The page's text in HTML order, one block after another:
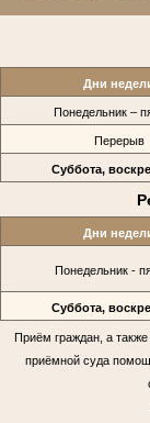
Дни
Понедельник –
Перерыв
Суббота,
Дни
Понедельник -
Суббота,
Приём граждан, а
приёмной суда